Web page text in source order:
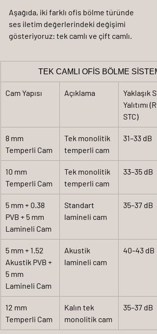
Aşağıda, iki farklı ofis bölme türünde
ses iletim değerlerindeki değişimi
gösteriyoruz: tek camlı ve çift camlı
TEK CAMLI OFİS BÖLME
Cam Yapısı Açıklama
Yaklaşık
Yalıtımı
STC)
8 mm
Temperli Cam
Tek monolitik
temperli cam
31–33 dB
10 mm
Temperli Cam
Tek monolitik
temperli cam
33–35 dB
5 mm + 0.38
PVB + 5 mm
Lamineli Cam
Standart
lamineli cam
35–37 dB
5 mm + 1.52
Akustik PVB +
5 mm
Lamineli Cam
Akustik
lamineli cam
40–43 dB
12 mm
Temperli Cam
Kalın tek
monolitik cam
35–37 dB